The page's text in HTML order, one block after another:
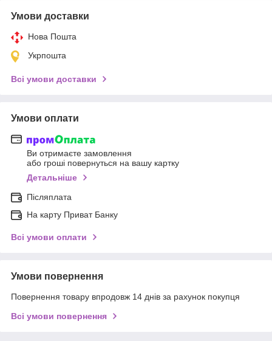
Умови доставки
Нова Пошта
Укрпошта
Всі умови доставки
Умови оплати
Ви отримаєте замовлення
або гроші повернуться на вашу картку
Детальніше
Післяплата
На карту Приват Банку
Всі умови оплати
Умови повернення
Повернення товару впродовж 14 днів за рахунок покупця
Всі умови повернення